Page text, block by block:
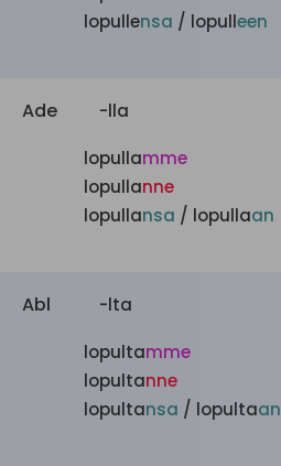
lopullensa / lopulleen
Ade -lla
lopullamme
lopullanne
lopullansa / lopullaan
Abl -lta
lopultamme
lopultanne
lopultansa / lopultaan